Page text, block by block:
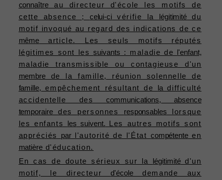
connaîtreau directeur d'école les motifs de
cette absence ; celui-ci vérifie la légitimité du
motif invoqué au regard des indications de ce
même article. Les seuls motifs réputés
légitimes sont lessuivants : maladie de
l'enfant,
maladie transmissible ou contagieuse d'un
membre de la famille, réunion solennelle de
famille, empêchement résultant de la difficulté
accidentelle descommunications,
absence
temporairedes personnes responsables lorsque
les enfants
les suivent. Les autres motifs sont
appréciés parl'autorité de l'État compétente en
matière d'éducation.
En cas de doute sérieux sur la
légitimitéd'un
motif, le directeurd'école demande aux